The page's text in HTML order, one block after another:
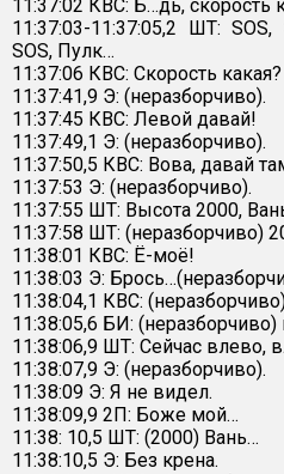
11:37:02 КВС: Б…дь, скорость
11:37:03-11:37:05,2 ШТ:
SOS, Пулк…
11:37:06 КВС: Скорость
11:37:41,9 Э: (неразборчиво).
11:37:45 КВС: Левой давай!
11:37:49,1 Э: (неразборчиво).
11:37:50,5 КВС: Вова, давай
11:37:53 Э: (неразборчиво).
11:37:55 ШТ: Высота 2000,
11:37:58 ШТ: (неразборчиво)
11:38:01 КВС: Ё-моё!
11:38:03 Э:
11:38:04,1 КВС:
11:38:05,6 БИ: (неразборчиво)
11:38:06,9 ШТ: Сейчас влево,
11:38:07,9 Э: (неразборчиво).
11:38:09 Э: Я не видел.
11:38:09,9 2П: Боже мой…
11:38: 10,5 ШТ: (2000) Вань…
11:38:10,5 Э: Без крена.